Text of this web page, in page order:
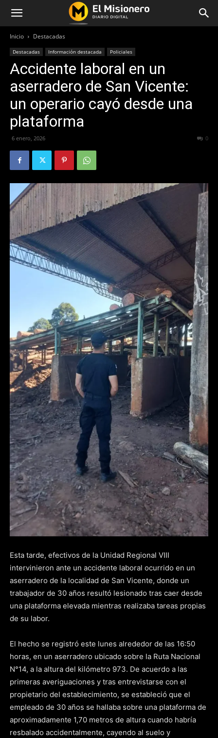
Inicio Destacadas
Destacadas Información destacada Policiales
Accidente laboral en un
aserradero de San Vicente:
un operario cayó desde una
plataforma
6 enero, 2026 0
Esta tarde, efectivos de la Unidad Regional VIII
intervinieron ante un accidente laboral ocurrido en un
aserradero de la localidad de San Vicente, donde un
trabajador de 30 años resultó lesionado tras caer desde
una plataforma elevada mientras realizaba tareas propias
de su labor.
El hecho se registró este lunes alrededor de las 16:50
horas, en un aserradero ubicado sobre la Ruta Nacional
N°14, a la altura del kilómetro 973. De acuerdo a las
primeras averiguaciones y tras entrevistarse con el
propietario del establecimiento, se estableció que el
empleado de 30 años se hallaba sobre una plataforma de
aproximadamente 1,70 metros de altura cuando habría
resbalado accidentalmente, cayendo al suelo y